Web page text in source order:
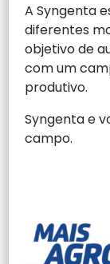
A Syngenta
diferentes
objetivo de
com um
produtivo.
Syngenta e
campo.